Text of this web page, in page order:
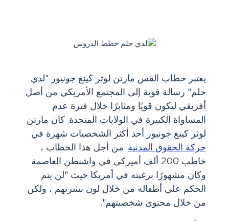
يعتبر خطاب القس مارتن لوثر كينغ جونيور "لدي
حلم" رسالة قوية إلى المجتمع الأمريكي من أصل
أفريقي ليكون قويًا ومثابرًا خلال فترة عدم
المساواة الكبيرة في الولايات المتحدة. كان مارتن
لوثر كينغ جونيور أحد أكثر الشخصيات شهرة في
حركة الحقوق المدنية. من أجل هذا الخطاب ،
خاطب 200 ألف أميركي في واشنطن العاصمة
وكان مشهورًا برغبته في أمريكا حيث "لن يتم
الحكم على أطفاله من خلال لون بشرتهم ، ولكن
من خلال محتوى شخصيتهم".